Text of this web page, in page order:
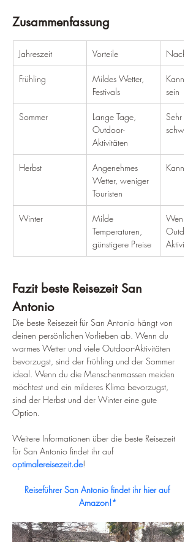
Zusammenfassung
Jahreszeit Vorteile Nachteile
Frühling
Mildes Wetter,
Festivals
Kann
sein
Sommer
Lange Tage,
Outdoor-
Aktivitäten
Sehr
schwül
Herbst
Angenehmes
Wetter, weniger
Touristen
Kann
Winter
Milde
Temperaturen,
günstigere Preise
Weniger
Outdoor-
Aktivitäten
Fazit beste Reisezeit San
Antonio
Die beste Reisezeit für San Antonio hängt von
deinen persönlichen Vorlieben ab. Wenn du
warmes Wetter und viele Outdoor-Aktivitäten
bevorzugst, sind der Frühling und der Sommer
ideal. Wenn du die Menschenmassen meiden
möchtest und ein milderes Klima bevorzugst,
sind der Herbst und der Winter eine gute
Option.
Weitere Informationen über die beste Reisezeit
für San Antonio findet ihr auf
optimalereisezeit.de!
Reiseführer San Antonio findet ihr hier auf
Amazon!*